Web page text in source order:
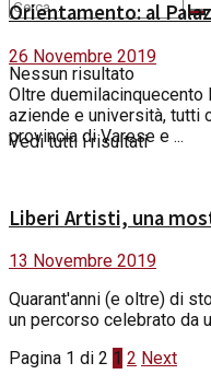
Nessun risultato
Vedi tutti i risultati
Orientamento: al
26 Novembre 2019
Oltre duemilacinquecento
aziende e università, tutti
provincia di Varese e ...
Liberi Artisti, una
13 Novembre 2019
Quarant'anni (e oltre) di
un percorso celebrato da
Pagina 1 di 2 1 2 Next